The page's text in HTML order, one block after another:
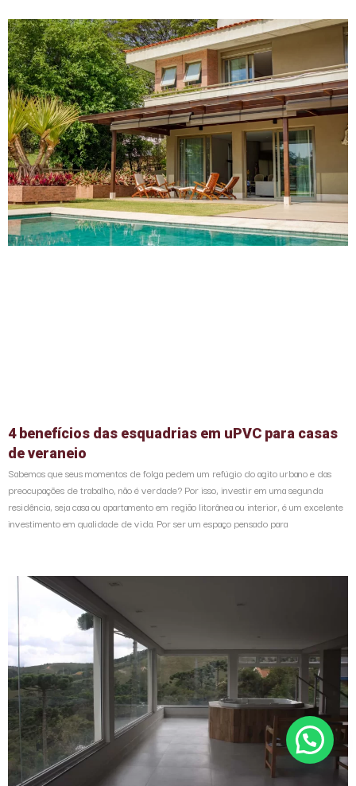
4 benefícios das esquadrias em uPVC para casas
de veraneio
Sabemos que seus momentos de folga pedem um refúgio do agito urbano e das
preocupações de trabalho, não é verdade? Por isso, investir em uma segunda
residência, seja casa ou apartamento em região litorânea ou interior, é um excelente
investimento em qualidade de vida. Por ser um espaço pensado para
Posso ajudar?